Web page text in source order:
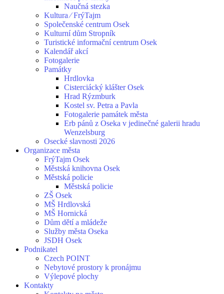
Naučná stezka
Kultura ⁄ FrýTajm
Společenské centrum Osek
Kulturní dům Stropník
Turistické informační centrum Osek
Kalendář akcí
Fotogalerie
Památky
Hrdlovka
Cisterciácký klášter Osek
Hrad Rýzmburk
Kostel sv. Petra a Pavla
Fotogalerie památek města
Erb pánů z Oseka v jedinečné galerii hradu
Wenzelsburg
Osecké slavnosti 2026
Organizace města
FrýTajm Osek
Městská knihovna Osek
Městská policie
Městská policie
ZŠ Osek
MŠ Hrdlovská
MŠ Hornická
Dům dětí a mládeže
Služby města Oseka
JSDH Osek
Podnikatel
Czech POINT
Nebytové prostory k pronájmu
Výlepové plochy
Kontakty